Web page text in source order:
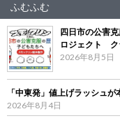
ふむふむ
四日市の公害
ロジェクト ク
2026年8月5日
「中東発」値上げラッシュ
2026年8月4日